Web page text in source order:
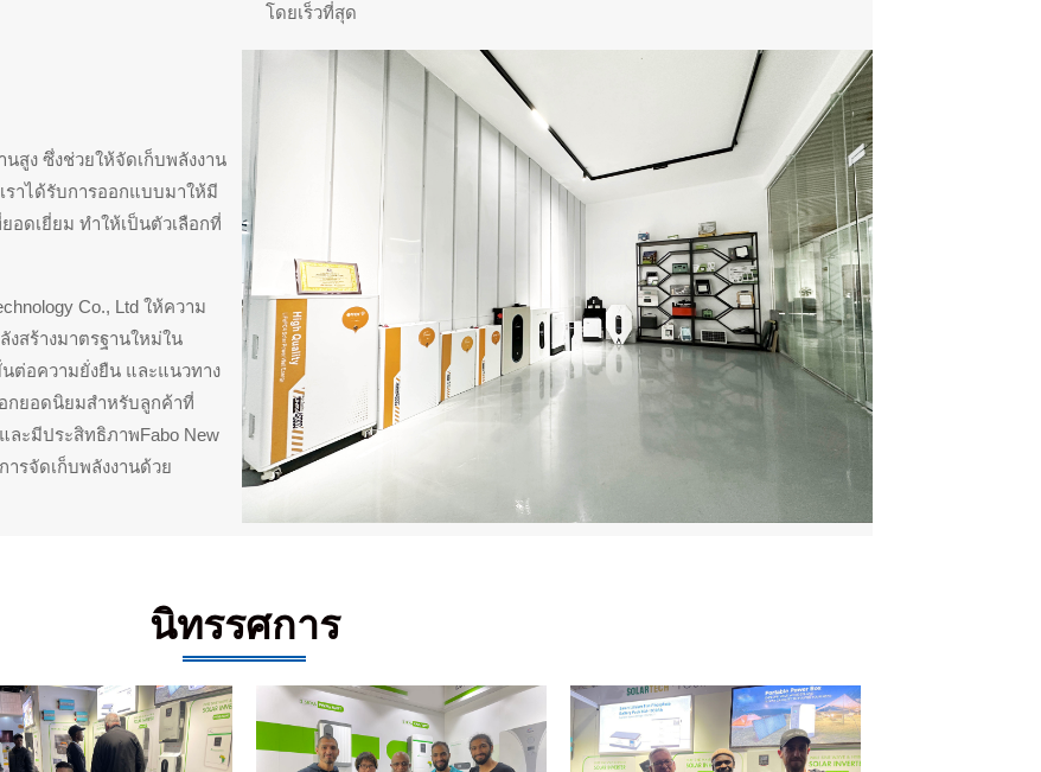
โดยเร็วที่สุด
สูง ซึ่งช่วยให้จัดเก็บพลังงาน
าได้รับการออกแบบมาให้มี
ดเยี่ยม ทำให้เป็นตัวเลือกที่
Co., Ltd ให้ความ
สร้างมาตรฐานใหม่ใน
ต่อความยั่งยืน และแนวทาง
กยอดนิยมสำหรับลูกค้าที่
ละมีประสิทธิภาพFabo New
ารจัดเก็บพลังงานด้วย
นิทรรศการ